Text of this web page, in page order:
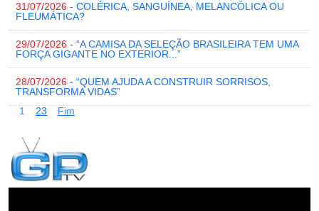
31/07/2026 - COLÉRICA, SANGUÍNEA, MELANCÓLICA OU
FLEUMÁTICA?
29/07/2026 - “A CAMISA DA SELEÇÃO BRASILEIRA TEM UMA
FORÇA GIGANTE NO EXTERIOR...”
28/07/2026 - “QUEM AJUDA A CONSTRUIR SORRISOS,
TRANSFORMA VIDAS”
1
23 Fim